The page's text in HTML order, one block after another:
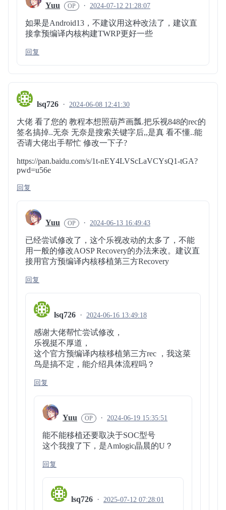
Yuu 2024-07-12 21:28:07
如果是Android13，不建议用这种改法了，建议直
接拿预编译内核构建TWRP更好一些
回复
lsq726 2024-06-08 12:41:30
大佬 看了您的 教程本想照葫芦画瓢.把乐视848的rec的
签名搞掉..无奈 无奈是搜索关键字后,,是真 看不懂..能
否请大佬出手帮忙 修改一下子?
https://pan.baidu.com/s/1t-nEY4LVScLaVCYsQ1-tGA?
pwd=u56e
回复
Yuu 2024-06-13 16:49:43
已经尝试修改了，这个乐视改动的太多了，不能
用一般的修改AOSP Recovery的办法来改。建议直
接用官方预编译内核移植第三方Recovery
回复
lsq726 2024-06-16 13:49:18
感谢大佬帮忙尝试修改，
乐视挺不厚道，
这个官方预编译内核移植第三方rec ，我这菜
鸟是搞不定，能介绍具体流程吗？
回复
Yuu 2024-06-19 15:35:51
能不能移植还要取决于SOC型号
这个我搜了下，是Amlogic晶晨的U？
回复
lsq726 2025-07-12 07:28:01